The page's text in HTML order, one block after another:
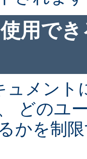
用で
ュメント
どのユ
かを制